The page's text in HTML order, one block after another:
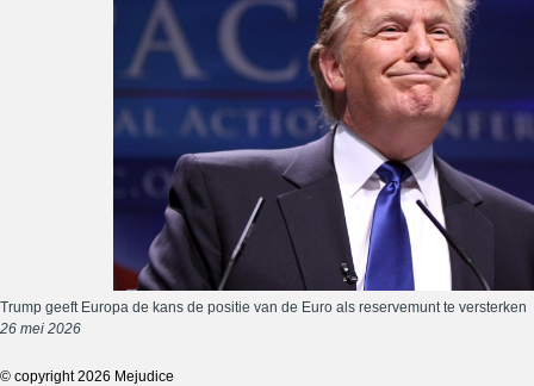
Trump geeft Europa de kans de positie van de Euro als reservemunt te versterken
26 mei 2026
© copyright 2026 Mejudice